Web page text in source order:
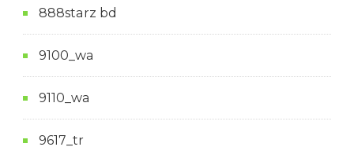
888starz bd
9100_wa
9110_wa
9617_tr